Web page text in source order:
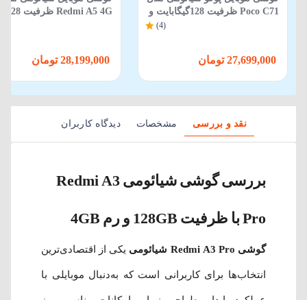
Poco C71 ظرفیت 128گیگابایت و
(4)
Redmi A5 4G ظرفیت 128
نقد و بررسی مشخصات دیدگاه کاربران
بررسی گوشی شیائومی Redmi A3
Pro با ظرفیت 128GB و رم 4GB
گوشی Redmi A3 Pro شیائومی یکی از اقتصادی‌ترین
انتخاب‌ها برای کاربرانی است که به‌دنبال موبایلی با